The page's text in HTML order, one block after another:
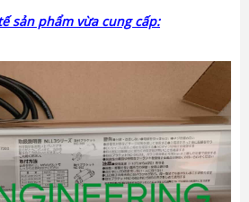
sản phẩm vừa cung cấp: